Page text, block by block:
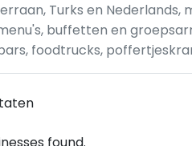
Turks en
buffetten en
foodtrucks,